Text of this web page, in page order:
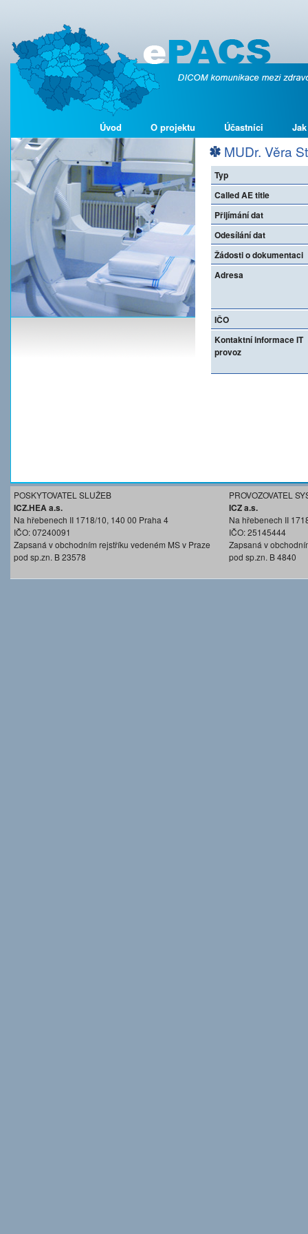
Úvod O projektu Účastníci
MUDr. Věra
Typ
Called AE title
Přijímání dat
Odesílání dat
Žádosti o dokumentaci
Adresa
IČO
Kontaktní informace IT
provoz
POSKYTOVATEL SLUŽEB
ICZ.HEA a.s.
Na hřebenech II 1718/10, 140 00 Praha 4
IČO: 07240091
Zapsaná v obchodním rejstříku vedeném MS v Praze
pod sp.zn. B 23578
PROVOZOVATEL
ICZ a.s.
Na hřebenech II
IČO: 25145444
Zapsaná v
pod sp.zn. B 4840